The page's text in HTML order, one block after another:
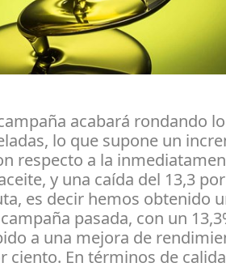
acabará rondando
lo que supone un
respecto a la
y una caída del 13,3
es decir hemos obtenido
pasada, con un
a una mejora de
ciento. En términos de